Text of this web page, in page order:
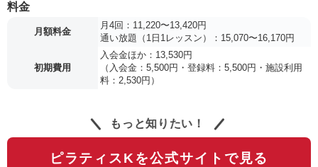
料金
月額料金
月4回：11,220〜13,420円
通い放題（1日1レッスン）：15,070〜16,170円
初期費用
入会金ほか：13,530円
（入会金：5,500円・登録料：5,500円・施設利用
料：2,530円）
もっと知りたい！
ピラティスKを公式サイトで見る